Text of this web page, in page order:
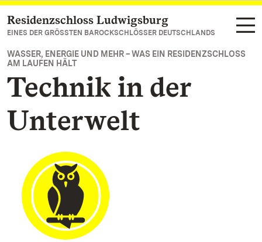
Zum Hauptinhalt springen
Residenzschloss Ludwigsburg
EINES DER GRÖSSTEN BAROCKSCHLÖSSER DEUTSCHLANDS
WASSER, ENERGIE UND MEHR – WAS EIN RESIDENZSCHLOSS
AM LAUFEN HÄLT
Technik in der
Unterwelt